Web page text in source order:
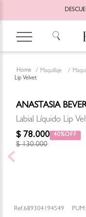
Maquillaje
Lip Velvet
ANASTASIA
Labial Líquido Lip
$ 78.000 40%
$ 130.000
689304194549 PUM: